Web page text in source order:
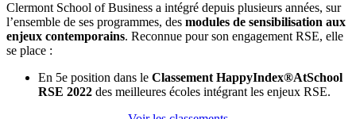
Clermont School of Business a intégré depuis plusieurs années, sur
l’ensemble de ses programmes, des modules de sensibilisation aux
enjeux contemporains. Reconnue pour son engagement RSE, elle
se place :
En 5e position dans le Classement HappyIndex®AtSchool
RSE 2022 des meilleures écoles intégrant les enjeux RSE.